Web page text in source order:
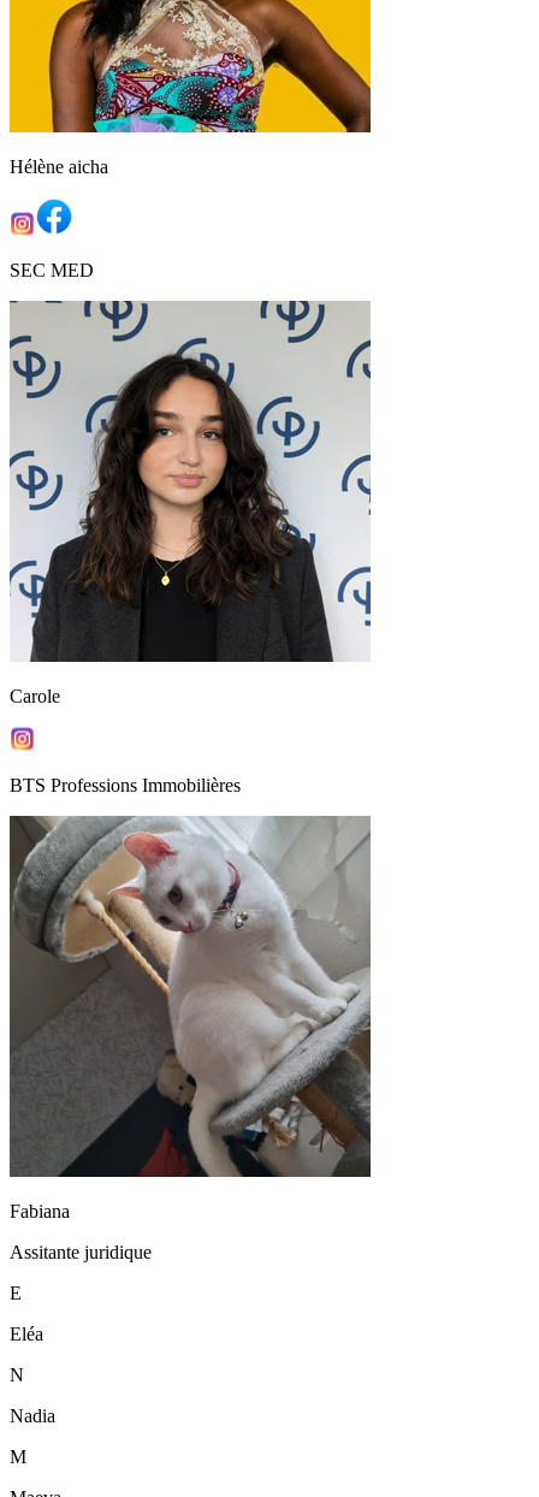
Hélène aicha
SEC MED
Carole
BTS Professions Immobilières
Fabiana
Assitante juridique
E
Eléa
N
Nadia
M